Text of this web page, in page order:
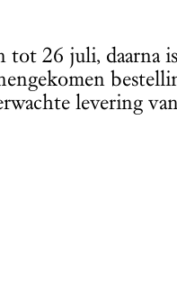
26 juli, daarna
levering